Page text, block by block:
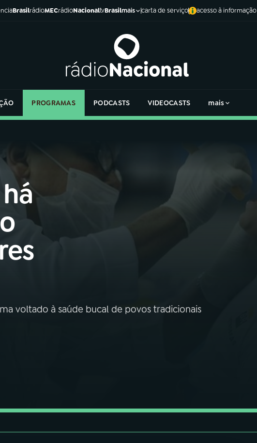
BrasilrádioMECrádioNacionaltvBrasilmais carta de serviço acesso à informação
PROGRAMAS PODCASTS VIDEOCASTS mais
voltado à saúde bucal de povos tradicionais